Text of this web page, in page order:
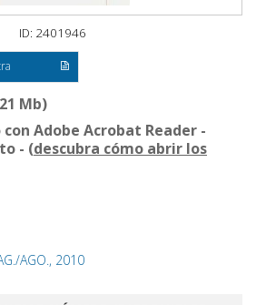
ID: 2401946
Mb)
Adobe Acrobat Reader -
- (descubra cómo abrir los
AGO., 2010